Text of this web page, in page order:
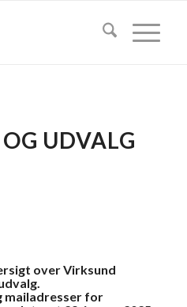
UDVALG
over Virksund
mailadresser for